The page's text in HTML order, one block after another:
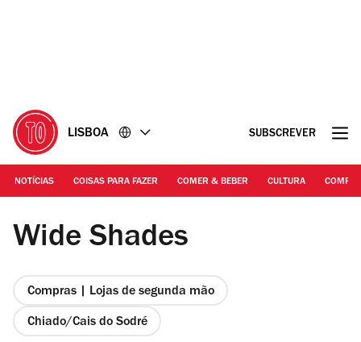
LISBOA SUBSCREVER
NOTÍCIAS COISAS PARA FAZER COMER & BEBER CULTURA
Rita Chantre | Wide Shades, Cais do Sodré
Wide Shades
Compras | Lojas de segunda mão
Chiado/Cais do Sodré